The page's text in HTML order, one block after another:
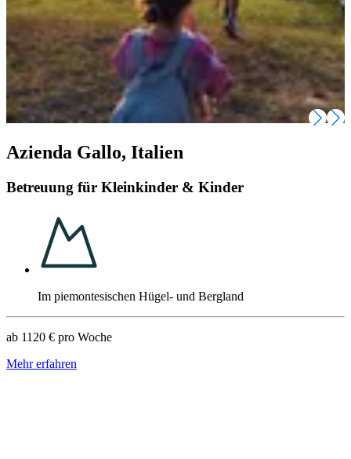
Azienda Gallo, Italien
Betreuung für Kleinkinder & Kinder
Im piemontesischen Hügel- und Bergland
ab 1120 € pro Woche
Mehr erfahren